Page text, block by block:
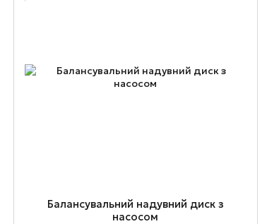
Балансувальний надувний диск з
насосом